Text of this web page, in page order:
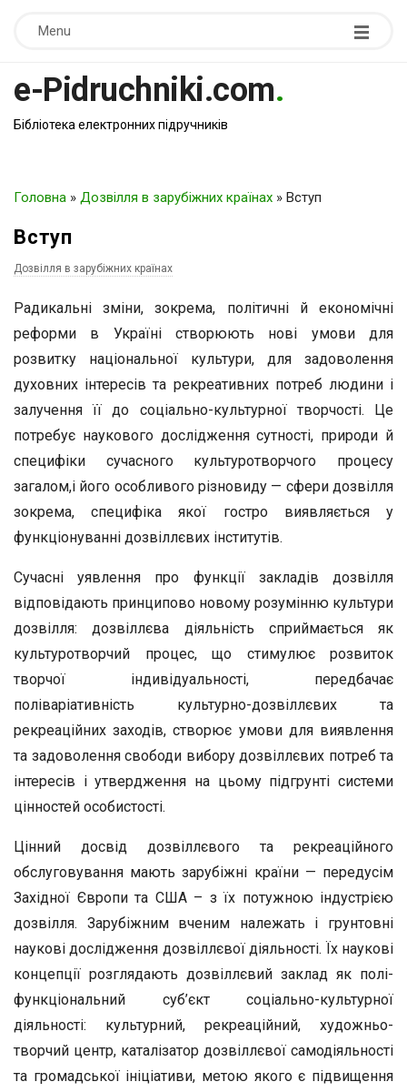
Menu
e-Pidruchniki.com.
Бібліотека електронних підручників
Головна » Дозвілля в зарубіжних країнах » Вступ
Вступ
Дозвілля в зарубіжних країнах
Радикальні зміни, зокрема, політичні й економічні
реформи в Україні створюють нові умови для
розвитку національної культури, для задоволення
духовних інтересів та рекреативних потреб людини і
залучення її до соціально-культурної творчості. Це
потребує наукового дослідження сутності, природи й
специфіки сучасного культуротворчого процесу
загалом,і його особливого різновиду — сфери дозвілля
зокрема, специфіка якої гостро виявляється у
функціонуванні дозвіллєвих інститутів.
Сучасні уявлення про функції закладів дозвілля
відповідають принципово новому розумінню культури
дозвілля: дозвіллєва діяльність сприймається як
культуротворчий процес, що стимулює розвиток
творчої індивідуальності, передбачає
поліваріативність культурно-дозвіллєвих та
рекреаційних заходів, створює умови для виявлення
та задоволення свободи вибору дозвіллєвих потреб та
інтересів і утвердження на цьому підгрунті системи
цінностей особистості.
Цінний досвід дозвіллєвого та рекреаційного
обслуговування мають зарубіжні країни — передусім
Західної Європи та США – з їх потужною індустрією
дозвілля. Зарубіжним вченим належать і грунтовні
наукові дослідження дозвіллєвої діяльності. Їх наукові
концепції розглядають дозвіллєвий заклад як полі-
функціональний суб’єкт соціально-культурної
діяльності: культурний, рекреаційний, художньо-
творчий центр, каталізатор дозвіллєвої самодіяльності
та громадської ініціативи, метою якого є підвищення